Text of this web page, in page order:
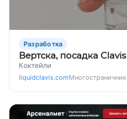
Разработка
Вертска, посадка Clavis
Коктейли
liquidclavis.comМногостраничник